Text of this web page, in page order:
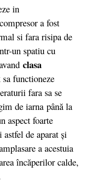
in
a fost
si fara risipa de
un spatiu cu
clasa
functioneze
fara sa se
de iarna până la
aspect foarte
de aparat şi
a acestuia
încăperilor calde,